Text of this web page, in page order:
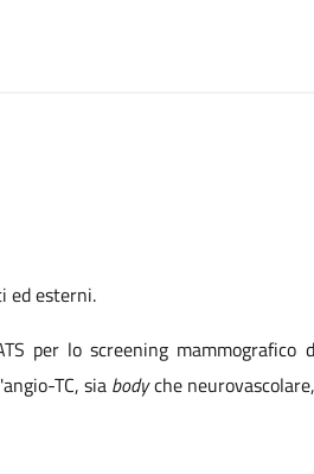
ed esterni.
per lo screening mammografico
TC, sia bodyche